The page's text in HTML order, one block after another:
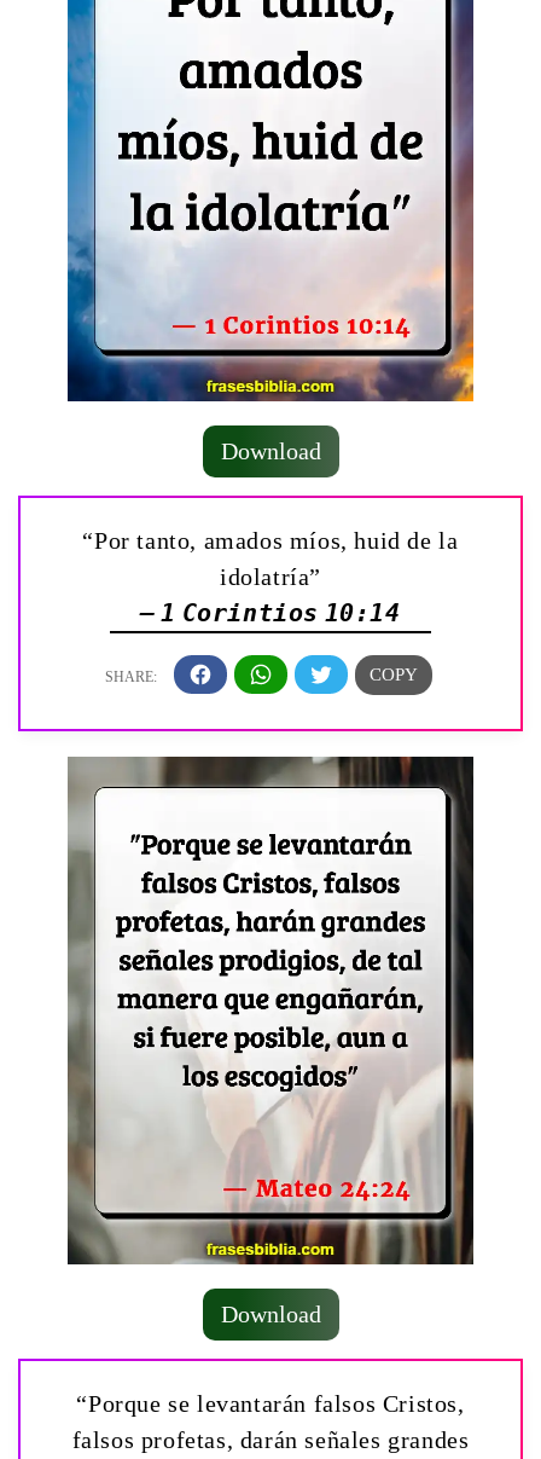
Download
“Por tanto, amados míos, huid de la
idolatría”
— 1 Corintios 10:14
Download
“Porque se levantarán falsos Cristos,
falsos profetas, darán señales grandes